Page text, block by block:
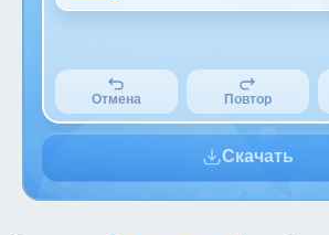
Отмена Повтор
Скачать